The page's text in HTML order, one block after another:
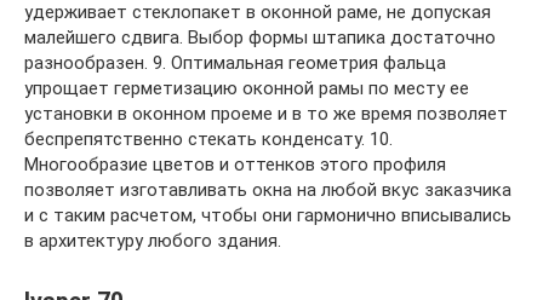
удерживает стеклопакет в оконной раме, не допуская
малейшего сдвига. Выбор формы штапика достаточно
разнообразен. 9. Оптимальная геометрия фальца
упрощает герметизацию оконной рамы по месту ее
установки в оконном проеме и в то же время позволяет
беспрепятственно стекать конденсату. 10.
Многообразие цветов и оттенков этого профиля
позволяет изготавливать окна на любой вкус заказчика
и с таким расчетом, чтобы они гармонично вписывались
в архитектуру любого здания.